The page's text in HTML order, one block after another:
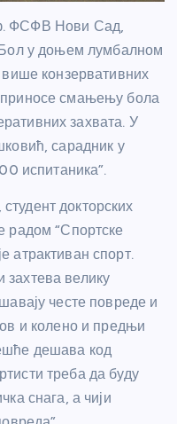
ФСФВ Нови Сад,
у доњем лумбалном
више конзервативних
смањењу бола
захвата. У
сарадник у
испитаника”.
докторских
радом “Спортске
атрактиван спорт.
велику
честе повреде и
и колено и предњи
дешава код
треба да буду
снага, а чији